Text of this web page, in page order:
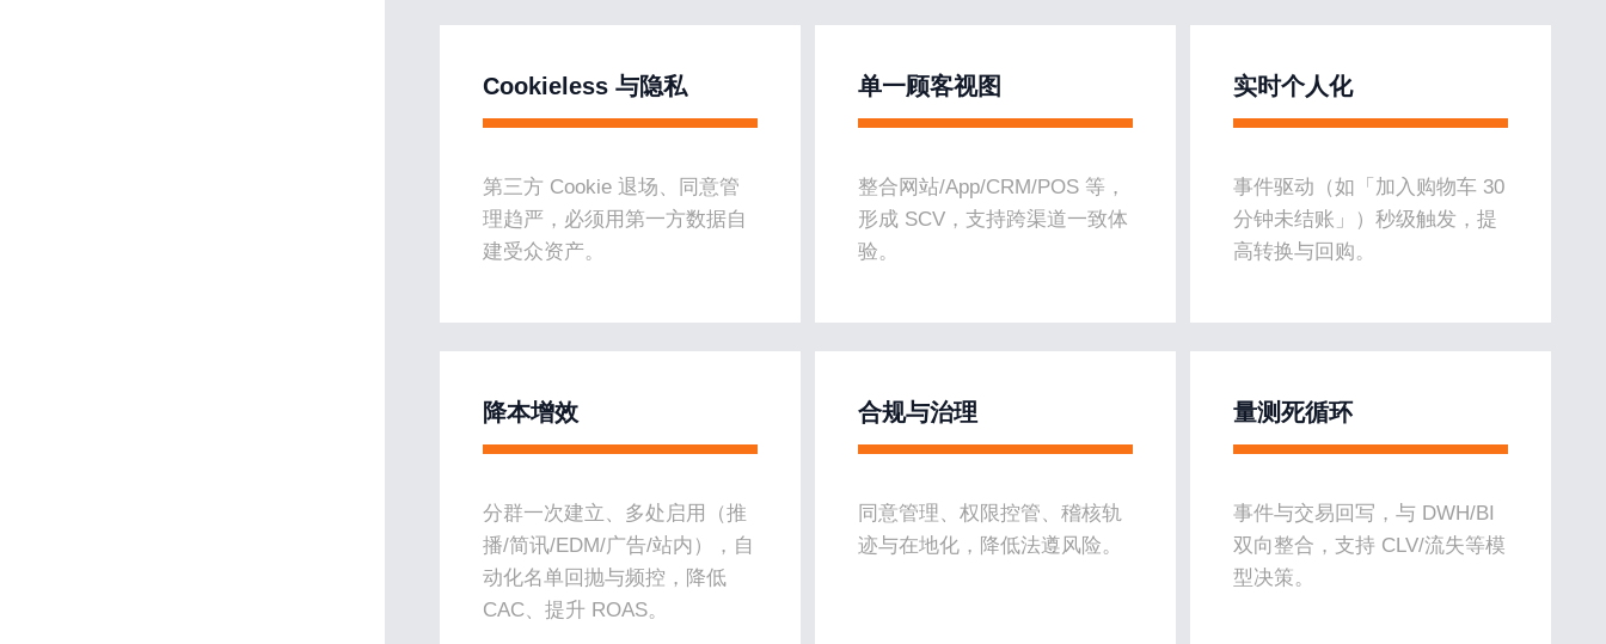
Cookieless 与隐私
第三方 Cookie 退场、同意管
理趋严，必须用第一方数据自
建受众资产。
单一顾客视图
整合网站/App/CRM/POS 等，
形成 SCV，支持跨渠道一致体
验。
实时个人化
事件驱动（如「加入购物车 30
分钟未结账」）秒级触发，提
高转换与回购。
降本增效
分群一次建立、多处启用（推
播/简讯/EDM/广告/站内），自
动化名单回抛与频控，降低
CAC、提升 ROAS。
合规与治理
同意管理、权限控管、稽核轨
迹与在地化，降低法遵风险。
量测死循环
事件与交易回写，与 DWH/BI
双向整合，支持 CLV/流失等模
型决策。